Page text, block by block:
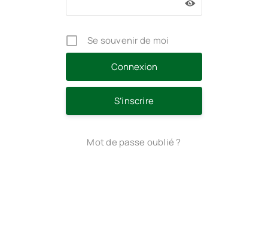
Se souvenir de moi
S’inscrire
Mot de passe oublié ?